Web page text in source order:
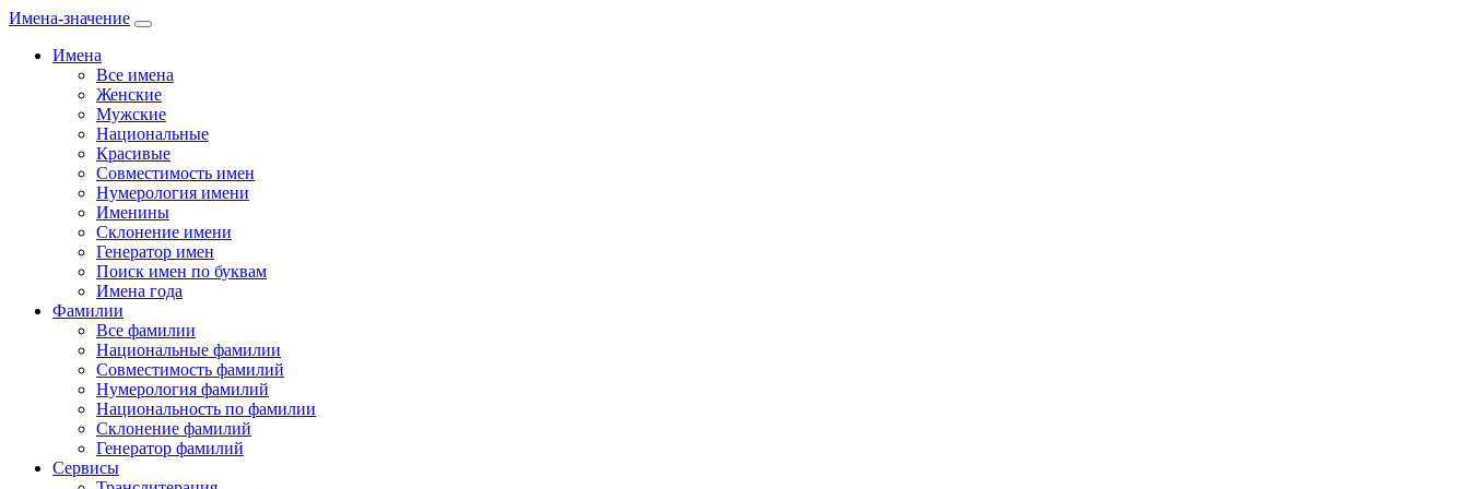
Имена-значение
Имена
Все имена
Женские
Мужские
Национальные
Красивые
Совместимость имен
Нумерология имени
Именины
Склонение имени
Генератор имен
Поиск имен по буквам
Имена года
Фамилии
Все фамилии
Национальные фамилии
Совместимость фамилий
Нумерология фамилий
Национальность по фамилии
Склонение фамилий
Генератор фамилий
Сервисы